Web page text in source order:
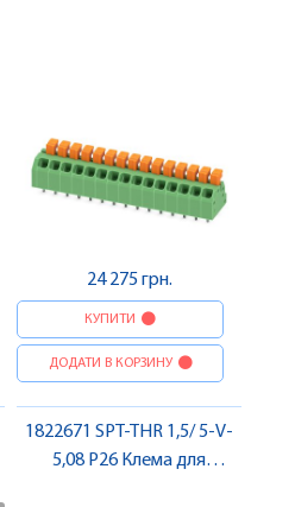
24 275 грн.
КУПИТИ
ДОДАТИ В КОРЗИНУ
1822671 SPT-THR 1,5/ 5-V-
5,08 P26 Клема для